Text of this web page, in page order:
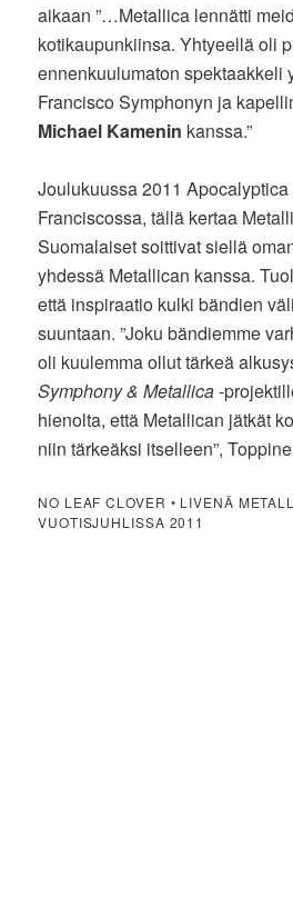
aikaan ”…Metallica lennätti
kotikaupunkiinsa. Yhtyeellä oli
ennenkuulumaton spektaakkeli
Francisco Symphonyn ja
Michael Kamenin kanssa.”
Joulukuussa 2011
Franciscossa, tällä kertaa
Suomalaiset soittivat siellä
yhdessä Metallican kanssa.
että inspiraatio kulki bändien
suuntaan. ”Joku bändiemme
oli kuulemma ollut tärkeä
Symphony & Metallica-
hienolta, että Metallican jätkät
niin tärkeäksi itselleen”,
NO LEAF CLOVER • LIVENÄ
VUOTISJUHLISSA 2011